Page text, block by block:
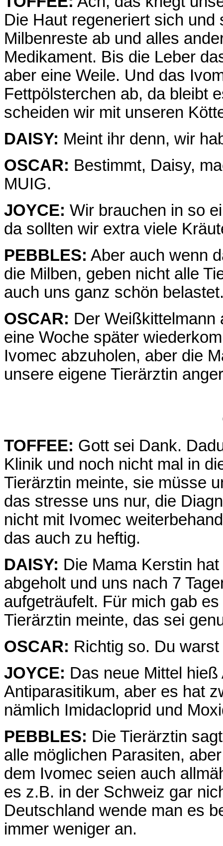
Die Haut regeneriert sich
Milbenreste ab und alles
Medikament. Bis die Leber
aber eine Weile. Und das
Fettpölsterchen ab, da bleibt
scheiden wir mit unseren
DAISY: Meint ihr denn, wir
OSCAR: Bestimmt, Daisy,
MUIG.
JOYCE: Wir brauchen in so
da sollten wir extra viele
PEBBLES: Aber auch wenn
die Milben, geben nicht alle
auch uns ganz schön
OSCAR: Der Weißkittelmann
eine Woche später
Ivomec abzuholen, aber die
unsere eigene Tierärztin
TOFFEE: Gott sei Dank.
Klinik und noch nicht mal in
Tierärztin meinte, sie müsse
das stresse uns nur, die
nicht mit Ivomec
das auch zu heftig.
DAISY: Die Mama Kerstin
abgeholt und uns nach 7
aufgeträufelt. Für mich gab
Tierärztin meinte, das sei
OSCAR: Richtig so. Du
JOYCE: Das neue Mittel
Antiparasitikum, aber es hat
nämlich Imidacloprid und
PEBBLES: Die Tierärztin
alle möglichen Parasiten,
dem Ivomec seien auch
es z.B. in der Schweiz gar
Deutschland wende man es
immer weniger an.